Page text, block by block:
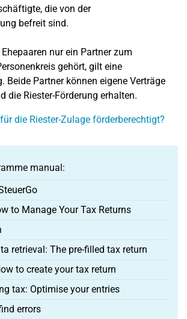
die von der
befreit sind.
nur ein Partner zum
gehört, gilt eine
Beide Partner können eigene Verträge
die Riester-Förderung erhalten.
die Riester-Zulage förderberechtigt?
manual:
to Manage Your Tax Returns
retrieval: The pre-filled tax return
to create your tax return
tax: Optimise your entries
errors